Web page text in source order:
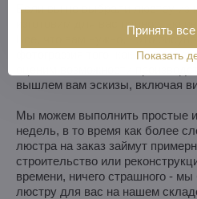
Если вы не выбрали люстру из
изготовим для вас полностью
Все, что вам нужно, - это
фотография того, как вы
вышлем вам эскизы, включая
Мы можем выполнить простые
недель, в то время как более
люстра на заказ займут
строительство или
времени, ничего страшного -
люстру для вас на нашем
Показать
Принять